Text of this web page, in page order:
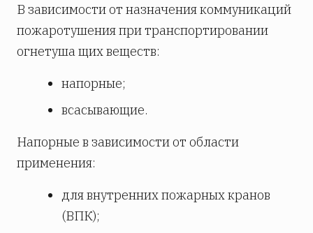
В зависимости от назначения коммуникаций
пожаротушения при транспортировании
огнетуша­ щих веществ:
напорные;
всасывающие.
Напорные в зависимости от области
применения:
для внутренних пожарных кранов
(ВПК);